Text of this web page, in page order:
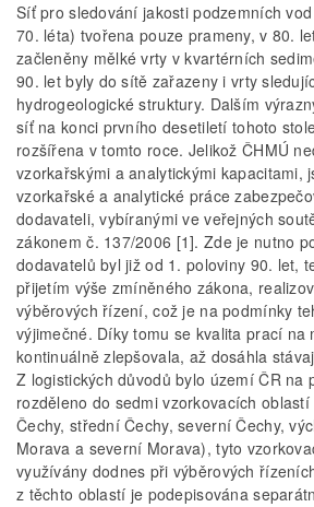
Síť pro sledování jakosti podzemních
70. léta) tvořena pouze prameny, v 80.
začleněny mělké vrty v kvartérních
90. let byly do sítě zařazeny i vrty
hydrogeologické struktury. Dalším
síť na konci prvního desetiletí tohoto
rozšířena v tomto roce. Jelikož ČHMÚ
vzorkařskými a analytickými kapacitami,
vzorkařské a analytické práce
dodavateli, vybíranými ve veřejných
zákonem č. 137/2006 [1]. Zde je nutno
dodavatelů byl již od 1. poloviny 90. let,
přijetím výše zmíněného zákona,
výběrových řízení, což je na podmínky
výjimečné. Díky tomu se kvalita prací na
kontinuálně zlepšovala, až dosáhla
Z logistických důvodů bylo území ČR na
rozděleno do sedmi vzorkovacích
Čechy, střední Čechy, severní Čechy,
Morava a severní Morava), tyto
využívány dodnes při výběrových
z těchto oblastí je podepisována